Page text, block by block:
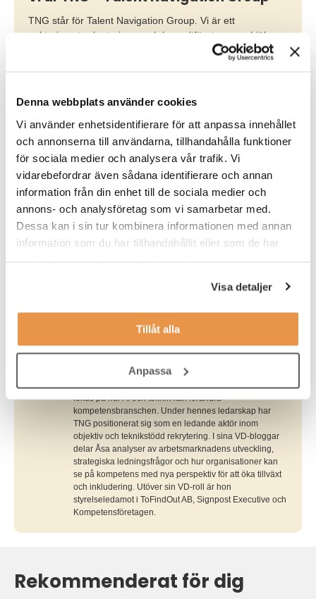
Denna webbplats använder cookies
Vi använder enhetsidentifierare för att anpassa innehållet
och annonserna till användarna, tillhandahålla funktioner
för sociala medier och analysera vår trafik. Vi
vidarebefordrar även sådana identifierare och annan
information från din enhet till de sociala medier och
annons- och analysföretag som vi samarbetar med.
Dessa kan i sin tur kombinera informationen med annan
information som du har tillhandahållit eller som de har
Visa detaljer
Tillåt alla
Anpassa
TNG står för Talent Navigation Group. Vi är ett
auktoriserat rekryterings- och konsultföretag som hjälper
arbetsgivare att navigera på en arbetsmarknad i snabb
förändring. Genom objektiva och datadrivna metoder
interim.
Med vår vetenskapligt baserade rekryteringsmetodik
hjälper vi arbetsgivare i hela Sverige att fatta smartare
kompetensbeslut och bygga team som driver tillväxt.
Samtidigt får jobbsökare en rättvis och modern
kandidatupplevelse där kompetens, potential och drivkraft
väger tyngre än namn, ålder eller bakgrund.
Åsa Edman Källströmer
Åsa är VD på TNG Group och har lång erfarenhet av att
kompetensförsörjning. Hon driver frågor inom
innovation samt lednings- och affärsutveckling med
fokus på hur AI och teknik kan förändra
kompetensbranschen. Under hennes ledarskap har
TNG positionerat sig som en ledande aktör inom
objektiv och teknikstödd rekrytering. I sina VD-bloggar
delar Åsa analyser av arbetsmarknadens utveckling,
strategiska ledningsfrågor och hur organisationer kan
se på kompetens med nya perspektiv för att öka tillväxt
och inkludering. Utöver sin VD-roll är hon
styrelseledamot i ToFindOut AB, Signpost Executive och
Kompetensföretagen.
Rekommenderat för dig